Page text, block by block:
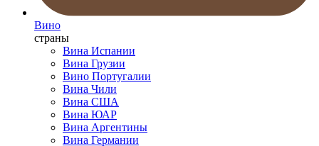
Вино
страны
Вина Испании
Вина Грузии
Вино Португалии
Вина Чили
Вина США
Вина ЮАР
Вина Аргентины
Вина Германии